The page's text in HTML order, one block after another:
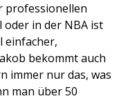
professionellen
in der NBA ist
einfacher,
bekommt auch
immer nur das, was
man über 50